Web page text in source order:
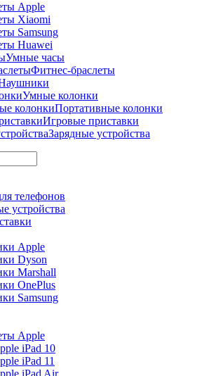
Apple
Xiaomi
Samsung
Huawei
Умные часы
Фитнес-браслеты
Умные колонки
Портативные колонки
Игровые приставки
Зарядные устройства
телефонов
устройства
Apple
Dyson
Marshall
OnePlus
Samsung
Apple
iPad 10
iPad 11
iPad Air